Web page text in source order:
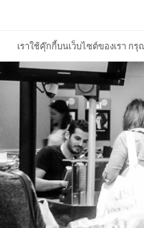
เราใช้คุ๊กกี้บนเว็บไซต์ของเรา ก